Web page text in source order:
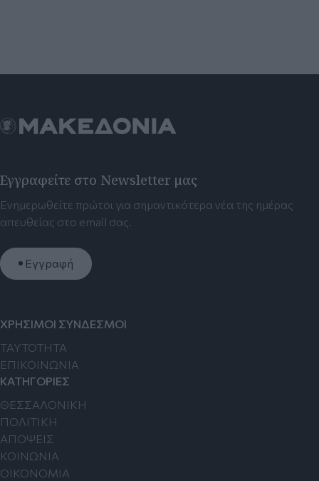
Εγγραφείτε στο Newsletter μας
Ενημερωθείτε πρώτοι για σημαντικότερα νέα της ημέρας
απευθείας στο email σας.
Εγγραφή
ΧΡΗΣΙΜΟΙ ΣΥΝΔΕΣΜΟΙ
TAYTOTHTA
ΕΠΙΚΟΙΝΩΝΙΑ
ΚΑΤΗΓΟΡΙΕΣ
ΘΕΣΣΑΛΟΝΙΚΗ
ΠΟΛΙΤΙΚΗ
ΑΠΟΨΕΙΣ
ΚΟΙΝΩΝΙΑ
ΟΙΚΟΝΟΜΙΑ